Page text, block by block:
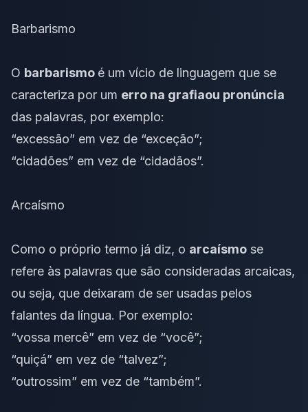
Barbarismo
O barbarismo é um vício de linguagem que se
caracteriza por um erro na grafiaou pronúncia
das palavras, por exemplo:
“excessão” em vez de “exceção”;
“cidadões” em vez de “cidadãos”.
Arcaísmo
Como o próprio termo já diz, o arcaísmo se
refere às palavras que são consideradas arcaicas,
ou seja, que deixaram de ser usadas pelos
falantes da língua. Por exemplo:
“vossa mercê” em vez de “você”;
“quiçá” em vez de “talvez”;
“outrossim” em vez de “também”.